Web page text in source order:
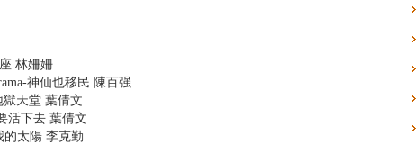
林姍姍
神仙也移民 陳百强
獄天堂 葉倩文
活下去 葉倩文
的太陽 李克勤